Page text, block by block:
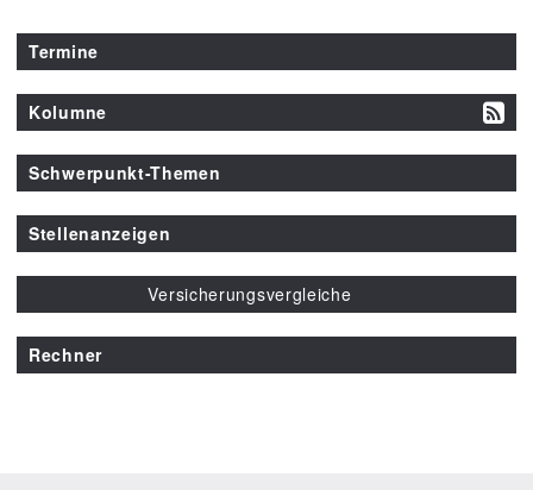
Termine
Kolumne
Schwerpunkt-Themen
Stellenanzeigen
Versicherungsvergleiche
Rechner